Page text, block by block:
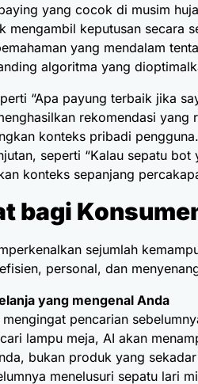
yang cocok di musim
mengambil keputusan secara
yang mendalam
algoritma yang
“Apa payung terbaik jika
rekomendasi
konteks pribadi
seperti “Kalau sepatu
konteks sepanjang
bagi
sejumlah
personal, dan
yang mengenal Anda
pencarian
lampu meja, AI akan
bukan produk yang
menelusuri sepatu lari